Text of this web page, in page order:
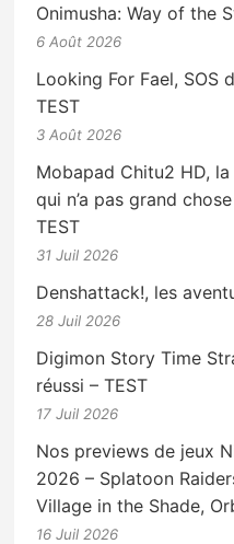
Onimusha: Way of the
6 Août 2026
Looking For Fael, SOS
TEST
3 Août 2026
Mobapad Chitu2 HD,
qui n’a pas grand
TEST
31 Juil 2026
Denshattack!, les
28 Juil 2026
Digimon Story Time
réussi – TEST
17 Juil 2026
Nos previews de jeux
2026 – Splatoon
Village in the Shade,
16 Juil 2026